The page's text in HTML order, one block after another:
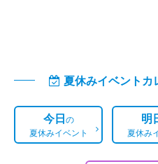
夏休みイベントカ
今日の
夏休みイベント
明
夏休み